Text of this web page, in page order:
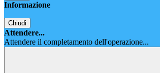
Informazione
Chiudi
Attendere...
Attendere il completamento dell'operazione...